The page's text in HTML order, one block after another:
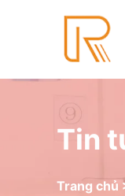
Tin
Trang chủ